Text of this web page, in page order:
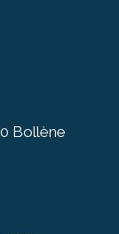
Bollène